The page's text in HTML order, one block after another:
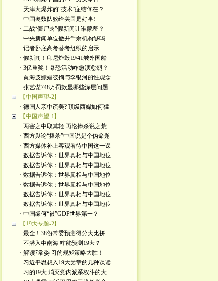
· 天津大爆炸的“技术”症结何在？
· 中国奥数队败给美国是好事!
· 二战“僵尸肉”假新闻让谁蒙羞？
· 中央新闻单位撤并千余机构够吗
· 记者卧底高考替考组织的启示
· 假新闻！印尼炸毁19/41艘外国船
· 3亿重奖！暴恐活动咋愈演愈烈？
· 黄海波嫖娼被拘与李银河的性观念
· 张艺谋748万罚款显哪些深层问题
【中国声望-2】
· 德国人亲中疏美? 顶级西媒如何猛
【中国声望-1】
· 两害之中取其轻 再论捧杀说之荒
· 西方舆论“捧杀”中国说是个伪命题
· 西方媒体补上客观看待中国这一课
· 数据告诉你：世界真相与中国地位
· 数据告诉你：世界真相与中国地位
· 数据告诉你：世界真相与中国地位
· 数据告诉你：世界真相与中国地位
· 数据告诉你：世界真相与中国地位
· 数据告诉你：世界真相与中国地位
· 中国缘何“被”GDP世界第一？
【19大专题-2】
· 最全！38份常委预测得分大比拼
· 不潜入中南海 咋能预测19大？
· 解读7常委 习的规矩策略大胜！
· 习近平思想入19大党章的几种误读
· 习的19大 消灭党内派系权斗的大